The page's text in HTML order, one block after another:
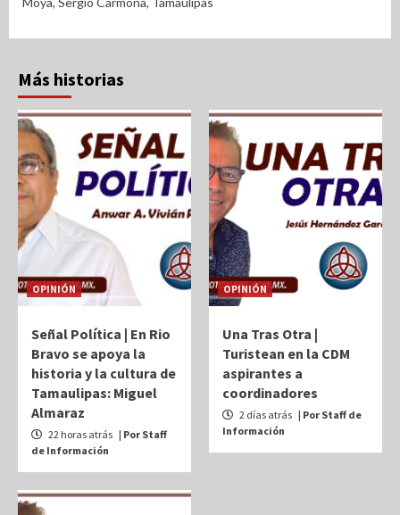
Más historias
OPINIÓN
Señal Política | En Rio
Bravo se apoya la
historia y la cultura de
Tamaulipas: Miguel
Almaraz
22 horas atrás | Por Staff
de Información
OPINIÓN
Una Tras Otra |
Turistean en la CDM
aspirantes a
coordinadores
2 días atrás | Por Staff de
Información